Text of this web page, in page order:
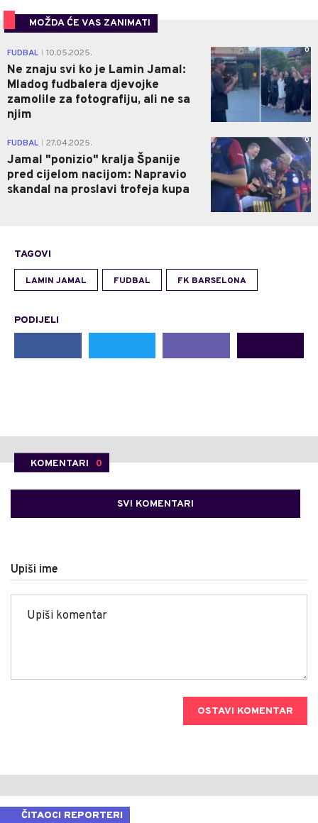
MOŽDA ĆE VAS ZANIMATI
FUDBAL 10.05.2025.
Ne znaju svi ko je Lamin Jamal:
Mladog fudbalera djevojke
zamolile za fotografiju, ali ne sa
njim
0
FUDBAL 27.04.2025.
Jamal "ponizio" kralja Španije
pred cijelom nacijom: Napravio
skandal na proslavi trofeja kupa
0
TAGOVI
LAMIN JAMAL FUDBAL FK BARSELONA
PODIJELI
KOMENTARI 0
SVI KOMENTARI
Upiši ime
OSTAVI KOMENTAR
ČITAOCI REPORTERI